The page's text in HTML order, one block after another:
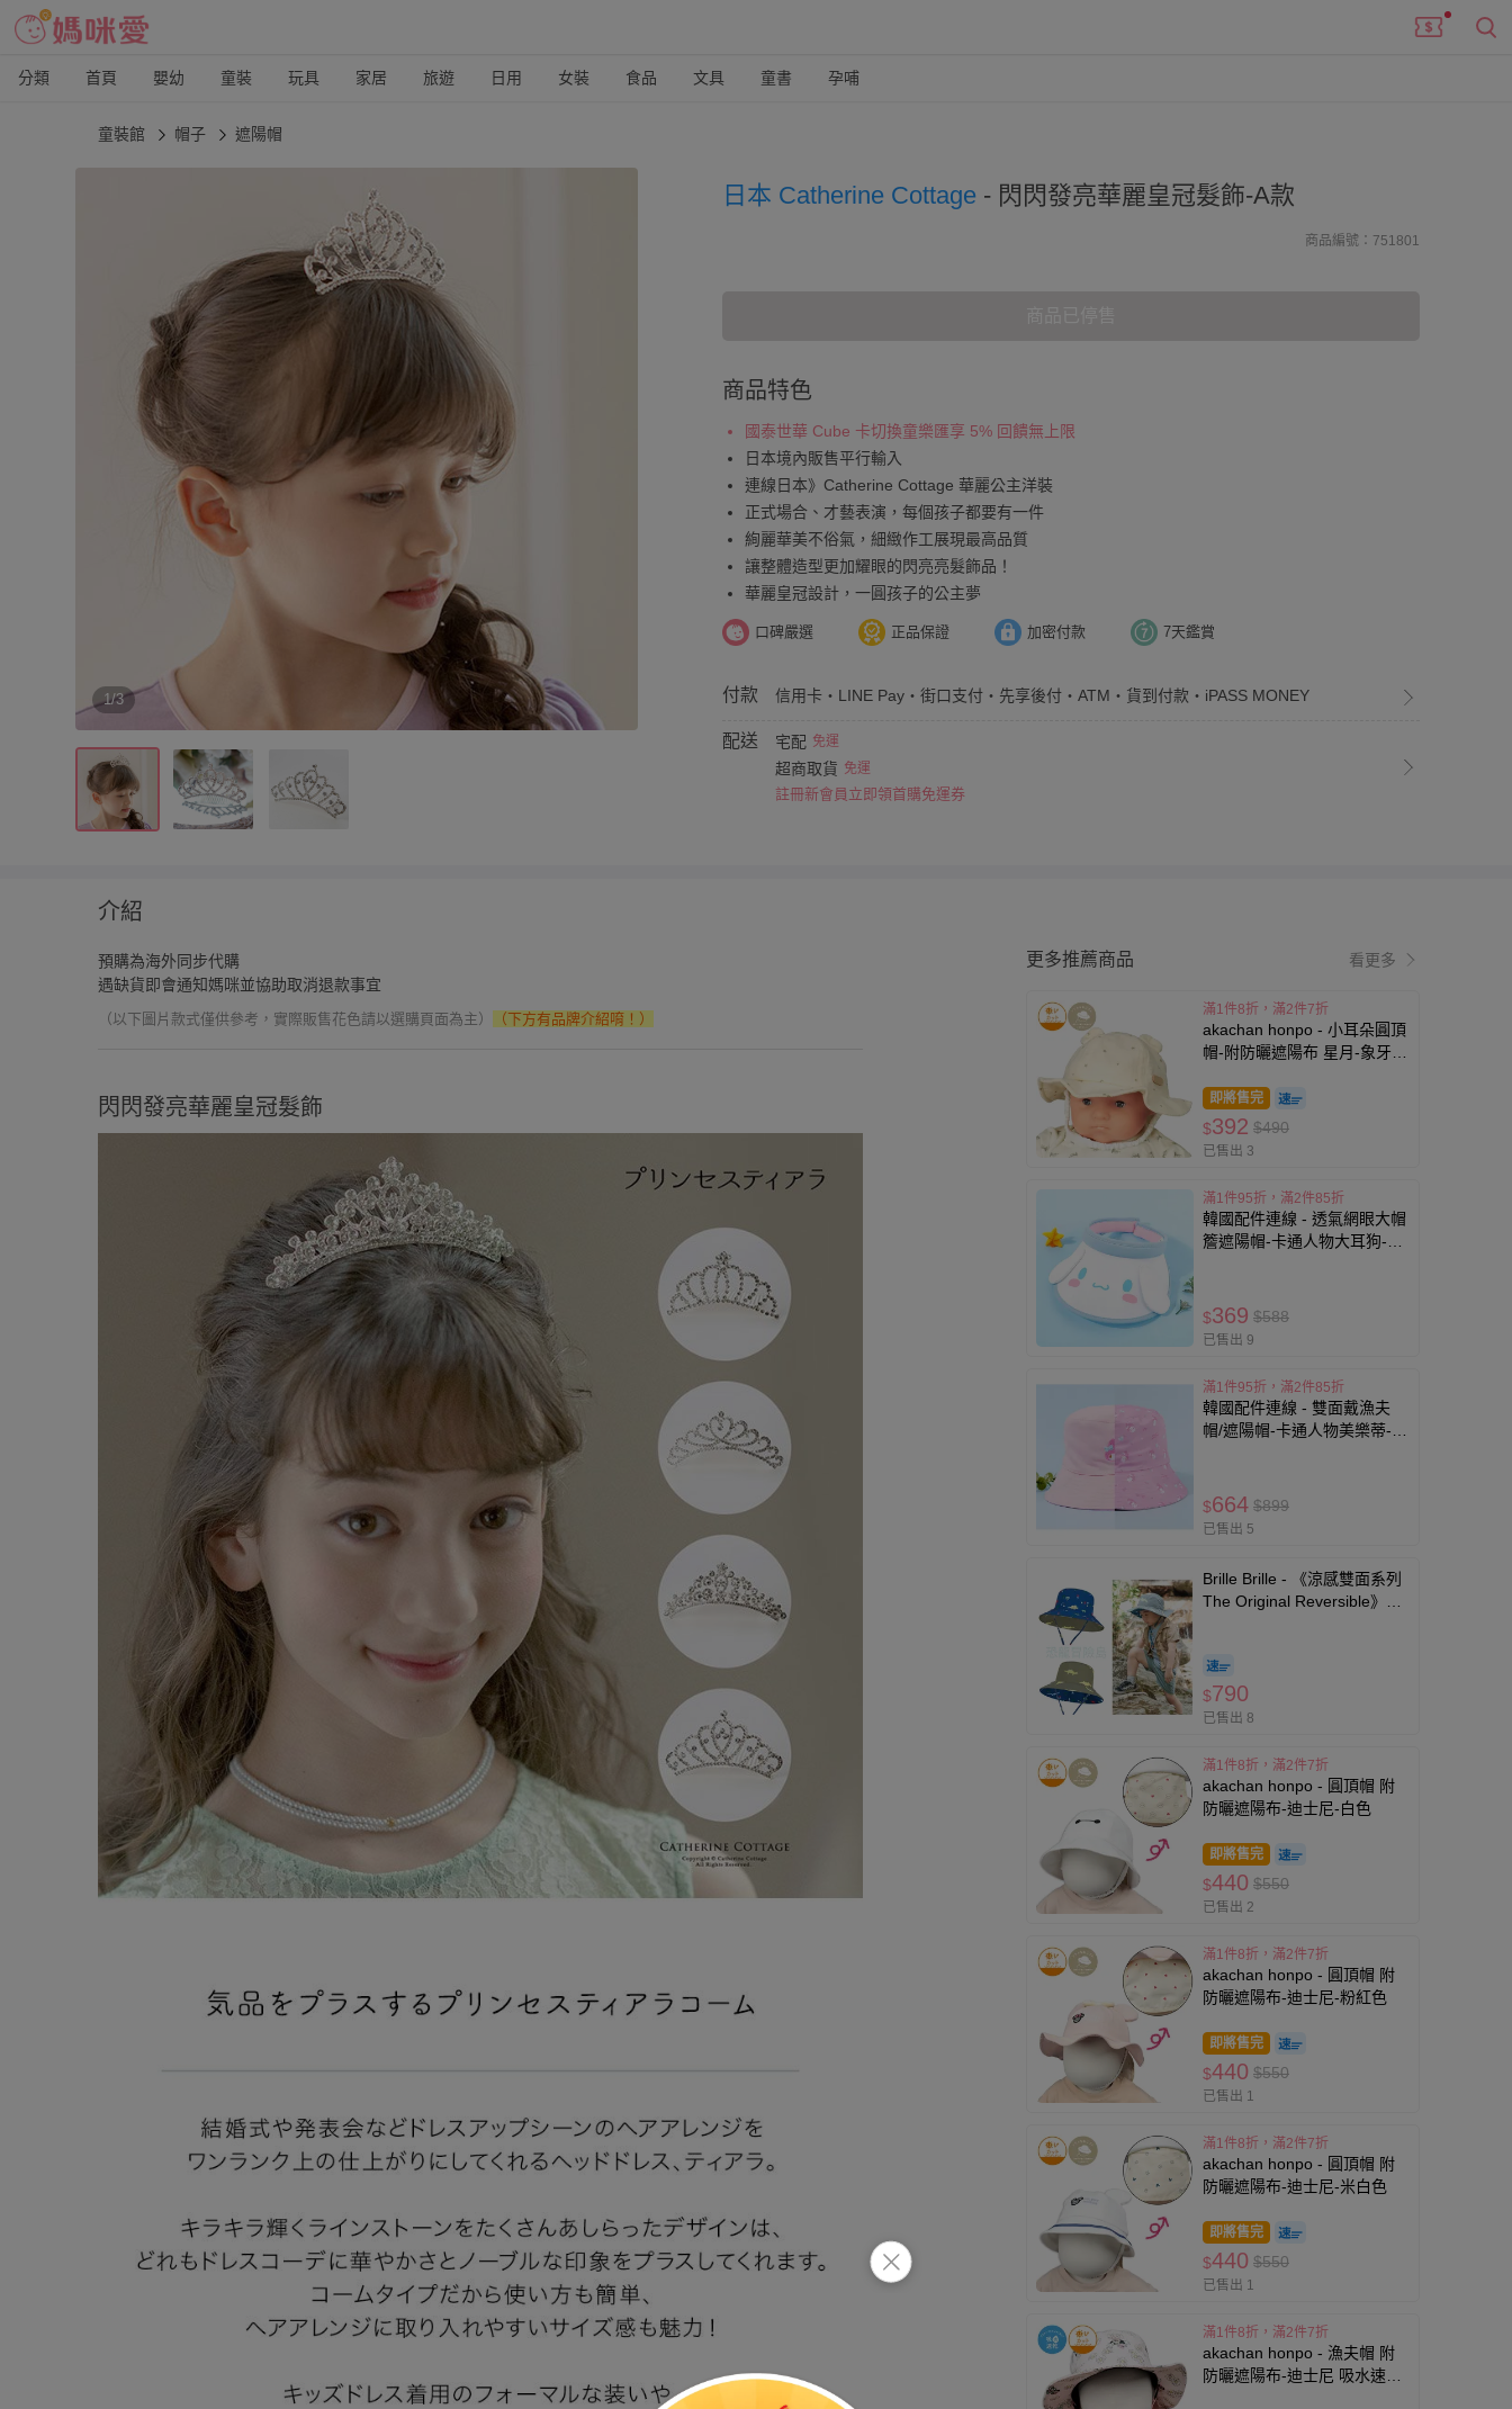
分類 首頁 嬰幼 童裝 玩具 家居 旅遊 日用 女裝 食品 文具 童書 孕哺
童裝館 帽子 遮陽帽
1/3
日本 Catherine Cottage - 閃閃發亮華麗皇冠髮飾-A款
商品編號：751801
商品特色
國泰世華 Cube 卡切換童樂匯享 5% 回饋無上限
日本境內販售平行輸入
連線日本》Catherine Cottage 華麗公主洋裝
正式場合、才藝表演，每個孩子都要有一件
絢麗華美不俗氣，細緻作工展現最高品質
讓整體造型更加耀眼的閃亮亮髮飾品！
華麗皇冠設計，一圓孩子的公主夢
口碑嚴選 正品保證 加密付款 7天鑑賞
付款 信用卡・LINE Pay・街口支付・先享後付・ATM・貨到付款・iPASS MONEY
配送 宅配 免運
超商取貨 免運
註冊新會員立即領首購免運券
介紹
預購為海外同步代購
遇缺貨即會通知媽咪並協助取消退款事宜
（以下圖片款式僅供參考，實際販售花色請以選購頁面為主） （下方有品牌介紹唷！）
閃閃發亮華麗皇冠髮飾
更多推薦商品 看更多
滿1件8折，滿2件7折
akachan honpo - 小耳朵圓頂
帽-附防曬遮陽布 星月-象牙白
即將售完
$392 $490
已售出 3
滿1件95折，滿2件85折
韓國配件連線 - 透氣網眼大帽
簷遮陽帽-卡通人物大耳狗-白
$369 $588
已售出 9
滿1件95折，滿2件85折
韓國配件連線 - 雙面戴漁夫
帽/遮陽帽-卡通人物美樂蒂-粉
$664 $899
已售出 5
Brille Brille - 《涼感雙面系列
The Original Reversible》恐
歲)
$790
已售出 8
滿1件8折，滿2件7折
akachan honpo - 圓頂帽 附
防曬遮陽布-迪士尼-白色
即將售完
$440 $550
已售出 2
滿1件8折，滿2件7折
akachan honpo - 圓頂帽 附
防曬遮陽布-迪士尼-粉紅色
即將售完
$440 $550
已售出 1
滿1件8折，滿2件7折
akachan honpo - 圓頂帽 附
防曬遮陽布-迪士尼-米白色
即將售完
$440 $550
已售出 1
滿1件8折，滿2件7折
akachan honpo - 漁夫帽 附
防曬遮陽布-迪士尼 吸水速乾-